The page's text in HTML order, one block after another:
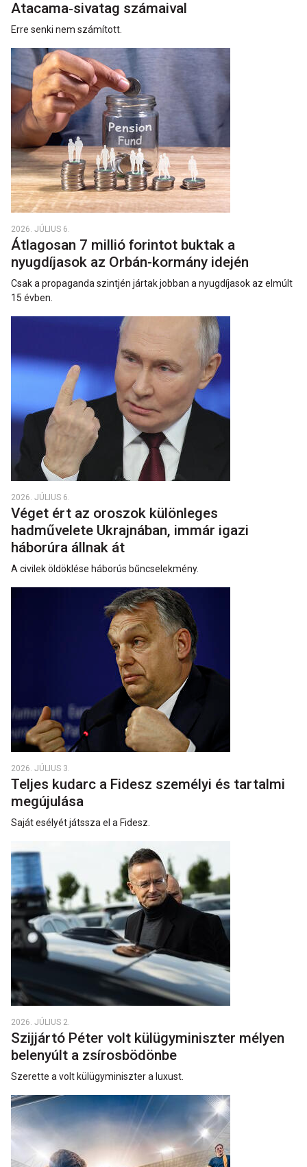
Atacama‑sivatag számaival
Erre senki nem számított.
2026. JÚLIUS 6.
Átlagosan 7 millió forintot buktak a
nyugdíjasok az Orbán-kormány idején
Csak a propaganda szintjén jártak jobban a nyugdíjasok az elmúlt
15 évben.
2026. JÚLIUS 6.
Véget ért az oroszok különleges
hadművelete Ukrajnában, immár igazi
háborúra állnak át
A civilek öldöklése háborús bűncselekmény.
2026. JÚLIUS 3.
Teljes kudarc a Fidesz személyi és tartalmi
megújulása
Saját esélyét játssza el a Fidesz.
2026. JÚLIUS 2.
Szijjártó Péter volt külügyminiszter mélyen
belenyúlt a zsírosbödönbe
Szerette a volt külügyminiszter a luxust.